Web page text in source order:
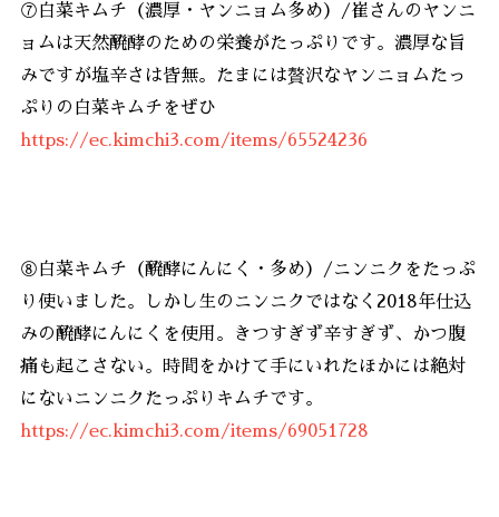
⑦白菜キムチ（濃厚・ヤンニョム多め）/崔さんのヤンニ
ョムは天然醗酵のための栄養がたっぷりです。濃厚な旨
みですが塩辛さは皆無。たまには贅沢なヤンニョムたっ
ぷりの白菜キムチをぜひ
https://ec.kimchi3.com/items/65524236
⑧白菜キムチ（醗酵にんにく・多め）/ニンニクをたっぷ
り使いました。しかし生のニンニクではなく2018年仕込
みの醗酵にんにくを使用。きつすぎず辛すぎず、かつ腹
痛も起こさない。時間をかけて手にいれたほかには絶対
にないニンニクたっぷりキムチです。
https://ec.kimchi3.com/items/69051728